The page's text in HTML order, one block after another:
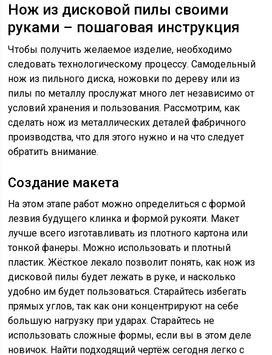
Нож из дисковой пилы своими
руками – пошаговая инструкция
Чтобы получить желаемое изделие, необходимо
следовать технологическому процессу. Самодельный
нож из пильного диска, ножовки по дереву или из
пилы по металлу прослужат много лет независимо от
условий хранения и пользования. Рассмотрим, как
сделать нож из металлических деталей фабричного
производства, что для этого нужно и на что следует
обратить внимание.
Создание макета
На этом этапе работ можно определиться с формой
лезвия будущего клинка и формой рукояти. Макет
лучше всего изготавливать из плотного картона или
тонкой фанеры. Можно использовать и плотный
пластик. Жёсткое лекало позволит понять, как нож из
дисковой пилы будет лежать в руке, и насколько
удобно им будет пользоваться. Старайтесь избегать
прямых углов, так как они концентрируют на себе
большую нагрузку при ударах. Старайтесь не
использовать сложные формы, если вы в этом деле
новичок. Найти подходящий чертёж сегодня легко с